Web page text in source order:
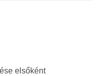
elsőként